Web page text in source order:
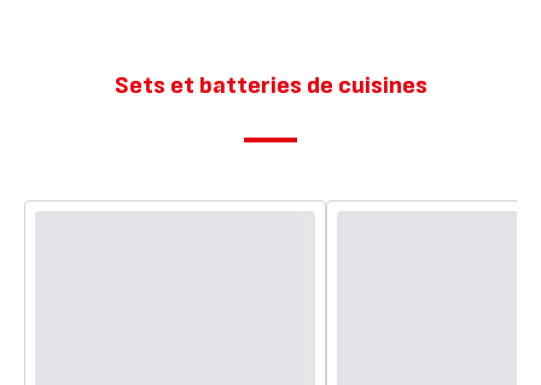
Sets et batteries de cuisines